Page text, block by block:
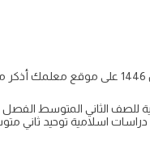
للصف الثاني المتوسط
ثاني متوسط ف1 اونلاين على